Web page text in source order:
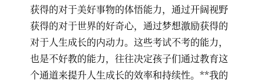
获得的对于美好事物的体悟能力，通过开阔视野
获得的对于世界的好奇心，通过梦想激励获得的
对于人生成长的内动力。这些考试不考的能力，
也是不好教的能力，往往决定孩子们通过教育这
个通道来提升人生成长的效率和持续性。**我的